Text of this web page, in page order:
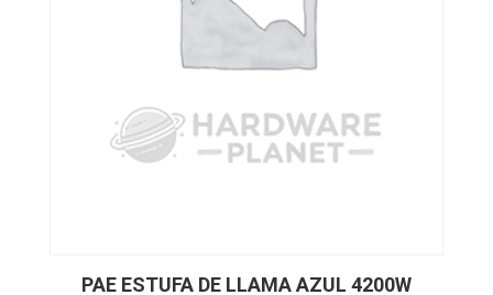
PAE ESTUFA DE LLAMA AZUL 4200W